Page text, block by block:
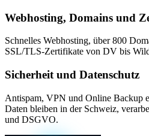
Webhosting, Domains und
Schnelles Webhosting, über 800
SSL/TLS-Zertifikate von DV bis
Sicherheit und Datenschutz
Antispam, VPN und Online Backup
Daten bleiben in der Schweiz,
und DSGVO.